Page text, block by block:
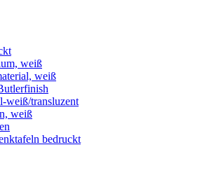
weiß
weiß
weiß/transluzent
weiß
bedruckt